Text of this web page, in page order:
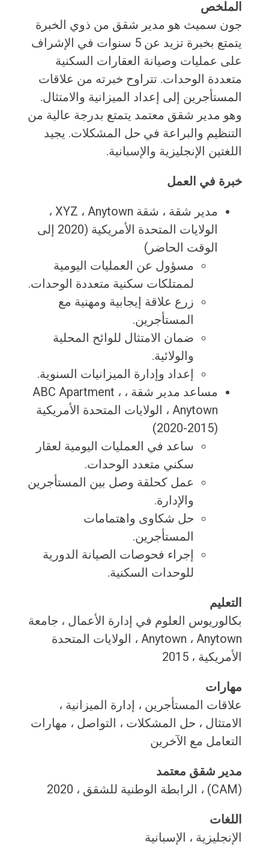
الملخص
جون سميث هو مدير شقق من ذوي الخبرة
يتمتع بخبرة تزيد عن 5 سنوات في الإشراف
على عمليات وصيانة العقارات السكنية
متعددة الوحدات. تتراوح خبرته من علاقات
المستأجرين إلى إعداد الميزانية والامتثال.
وهو مدير شقق معتمد يتمتع بدرجة عالية من
التنظيم والبراعة في حل المشكلات. يجيد
اللغتين الإنجليزية والإسبانية.
خبرة في العمل
مدير شقة ، شقة XYZ ، Anytown ،
الولايات المتحدة الأمريكية (2020 إلى
الوقت الحاضر)
مسؤول عن العمليات اليومية
لممتلكات سكنية متعددة الوحدات.
زرع علاقة إيجابية ومهنية مع
المستأجرين.
ضمان الامتثال للوائح المحلية
والولائية.
إعداد وإدارة الميزانيات السنوية.
مساعد مدير شقة ، ABC Apartment ،
Anytown ، الولايات المتحدة الأمريكية
(2015-2020)
ساعد في العمليات اليومية لعقار
سكني متعدد الوحدات.
عمل كحلقة وصل بين المستأجرين
والإدارة.
حل شكاوى واهتمامات
المستأجرين.
إجراء فحوصات الصيانة الدورية
للوحدات السكنية.
التعليم
بكالوريوس العلوم في إدارة الأعمال ، جامعة
Anytown ، Anytown ، الولايات المتحدة
الأمريكية ، 2015
مهارات
علاقات المستأجرين ، إدارة الميزانية ،
الامتثال ، حل المشكلات ، التواصل ، مهارات
التعامل مع الآخرين
مدير شقق معتمد
(CAM) ، الرابطة الوطنية للشقق ، 2020
اللغات
الإنجليزية ، الإسبانية